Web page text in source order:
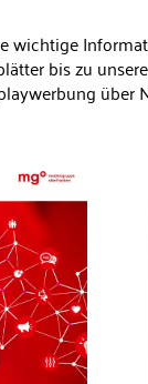
wichtige
bis zu
über